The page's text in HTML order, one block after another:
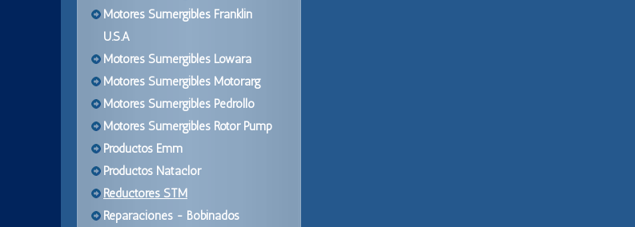
Motores Sumergibles Franklin
U.S.A
Motores Sumergibles Lowara
Motores Sumergibles Motorarg
Motores Sumergibles Pedrollo
Motores Sumergibles Rotor Pump
Productos Emm
Productos Nataclor
Reductores STM
Reparaciones - Bobinados